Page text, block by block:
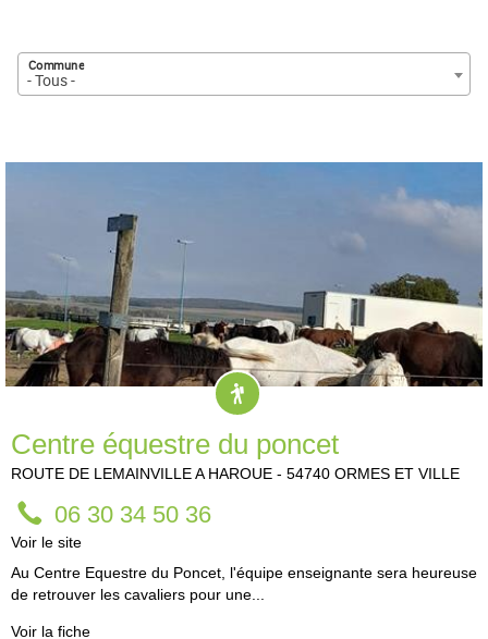
- Tous -
Commune
Centre équestre du poncet
ROUTE DE LEMAINVILLE A HAROUE - 54740 ORMES ET VILLE
06 30 34 50 36
Voir le site
Au Centre Equestre du Poncet, l'équipe enseignante sera heureuse
de retrouver les cavaliers pour une...
Voir la fiche